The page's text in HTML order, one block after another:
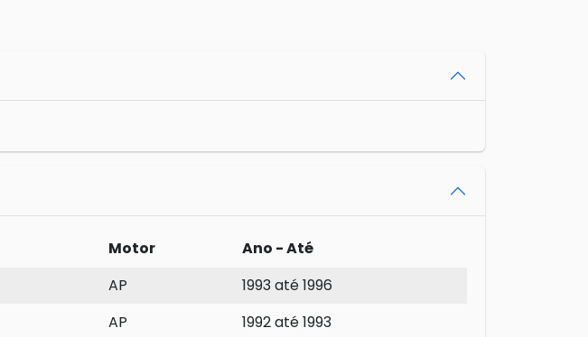
Motor
Ano - Até
AP
1993 até 1996
AP
1992 até 1993